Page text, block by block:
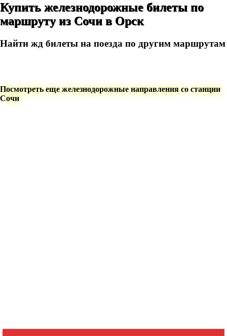
Купить железнодорожные билеты по
маршруту из Сочи в Орск
Найти жд билеты на поезда по другим маршрутам
Посмотреть еще железнодорожные направления со станции
Сочи